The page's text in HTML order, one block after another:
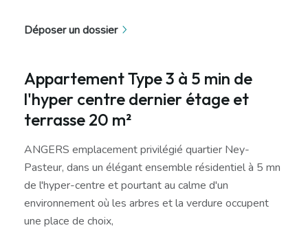
Déposer un dossier
Appartement Type 3 à 5 min de
l'hyper centre dernier étage et
terrasse 20 m²
ANGERS emplacement privilégié quartier Ney-
Pasteur, dans un élégant ensemble résidentiel à 5 mn
de l'hyper-centre et pourtant au calme d'un
environnement où les arbres et la verdure occupent
une place de choix,